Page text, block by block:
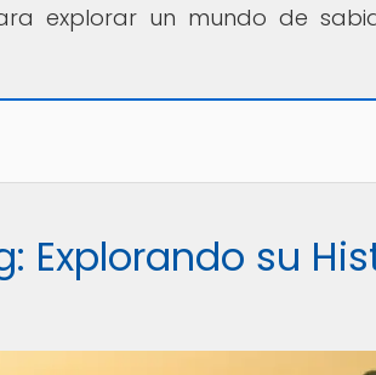
explorar un mundo de
Explorando su